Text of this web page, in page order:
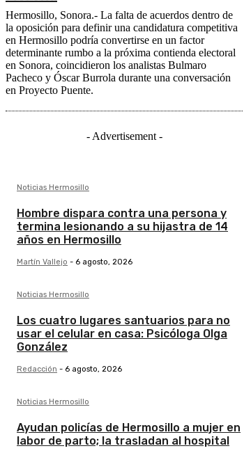
Hermosillo, Sonora.- La falta de acuerdos dentro de
la oposición para definir una candidatura competitiva
en Hermosillo podría convertirse en un factor
determinante rumbo a la próxima contienda electoral
en Sonora, coincidieron los analistas Bulmaro
Pacheco y Óscar Burrola durante una conversación
en Proyecto Puente.
- Advertisement -
Noticias Hermosillo
Hombre dispara contra una persona y
termina lesionando a su hijastra de 14
años en Hermosillo
Martín Vallejo - 6 agosto, 2026
Noticias Hermosillo
Los cuatro lugares santuarios para no
usar el celular en casa: Psicóloga Olga
González
Redacción - 6 agosto, 2026
Noticias Hermosillo
Ayudan policías de Hermosillo a mujer en
labor de parto; la trasladan al hospital